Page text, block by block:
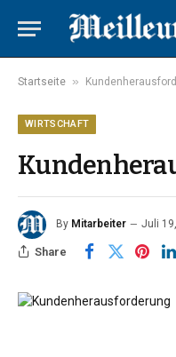
Startseite »
WIRTSCHAFT
By Mitarbeiter Juli
Share